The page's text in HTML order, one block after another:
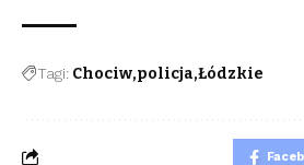
Tagi: Chociw policja Łódzkie